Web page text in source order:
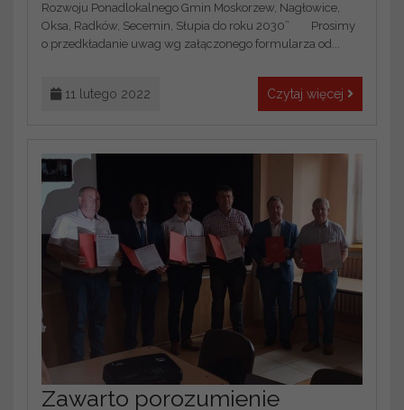
Rozwoju Ponadlokalnego Gmin Moskorzew, Nagłowice,
Oksa, Radków, Secemin, Słupia do roku 2030” Prosimy
o przedkładanie uwag wg załączonego formularza od...
11 lutego 2022 Czytaj więcej
Zawarto porozumienie